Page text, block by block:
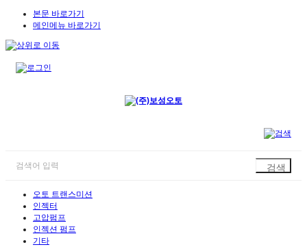
본문 바로가기
메인메뉴 바로가기
오토 트랜스미션
인젝터
고압펌프
인젝션 펌프
기타